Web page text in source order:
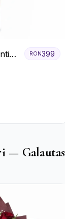
RON399
— Galautas